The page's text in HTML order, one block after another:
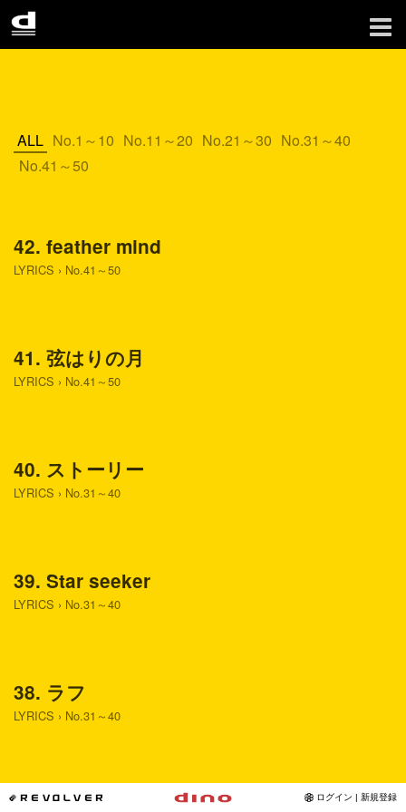
ALL No.1～10 No.11～20 No.21～30 No.31～40
No.41～50
42. feather mind
LYRICS › No.41～50
41. 弦はりの月
LYRICS › No.41～50
40. ストーリー
LYRICS › No.31～40
39. Star seeker
LYRICS › No.31～40
38. ラフ
LYRICS › No.31～40
37. recallin' you
*REVOLVER ログイン | 新規登録